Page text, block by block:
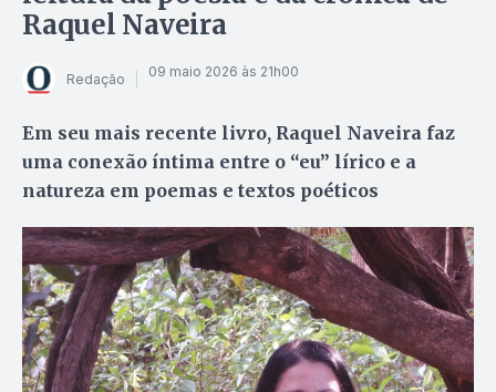
Raquel Naveira
Redação 09 maio 2026 às 21h00
Em seu mais recente livro, Raquel Naveira faz
uma conexão íntima entre o “eu” lírico e a
natureza em poemas e textos poéticos